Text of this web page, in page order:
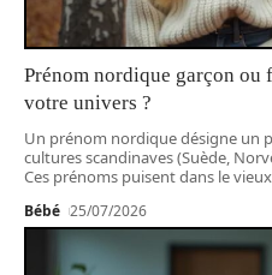
Prénom nordique garçon
votre univers ?
Un prénom nordique désigne un
cultures scandinaves (Suède,
Ces prénoms puisent dans le vieux
Bébé 25/07/2026